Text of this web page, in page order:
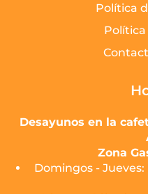
Política
Desayunos en la
Zona
Domingos - Jueves: